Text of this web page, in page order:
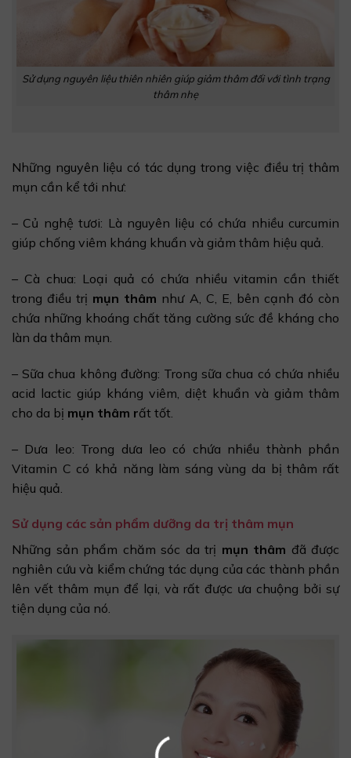
Sử dụng nguyên liệu thiên nhiên giúp giảm thâm đối với tình trạng
thâm nhẹ
Những nguyên liệu có tác dụng trong việc điều trị thâm
mụn cần kể tới như:
– Củ nghệ tươi: Là nguyên liệu có chứa nhiều curcumin
giúp chống viêm kháng khuẩn và giảm thâm hiệu quả.
– Cà chua: Loại quả có chứa nhiều vitamin cần thiết
trong điều trị mụn thâm như A, C, E, bên cạnh đó còn
chứa những khoáng chất tăng cường sức đề kháng cho
làn da thâm mụn.
– Sữa chua không đường: Trong sữa chua có chứa nhiều
acid lactic giúp kháng viêm, diệt khuẩn và giảm thâm
cho da bị mụn thâm rất tốt.
– Dưa leo: Trong dưa leo có chứa nhiều thành phần
Vitamin C có khả năng làm sáng vùng da bị thâm rất
hiệu quả.
Sử dụng các sản phẩm dưỡng da trị thâm mụn
Những sản phẩm chăm sóc da trị mụn thâm đã được
nghiên cứu và kiểm chứng tác dụng của các thành phần
lên vết thâm mụn để lại, và rất được ưa chuộng bởi sự
tiện dụng của nó.